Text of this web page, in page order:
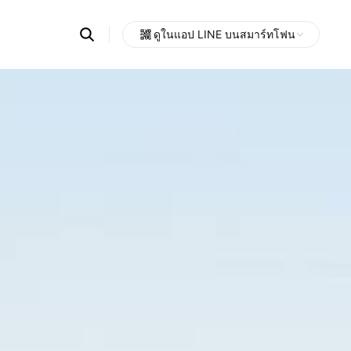
Search
OpenChats
messages
search
ดูในแอป LINE บนสมาร์ทโฟน